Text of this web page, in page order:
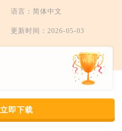
语言：简体中文
更新时间：2026-05-03
立即下载